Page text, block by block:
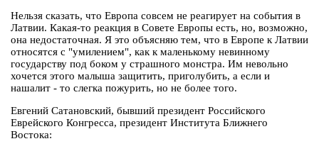
Нельзя сказать, что Европа совсем не реагирует на события в
Латвии. Какая-то реакция в Совете Европы есть, но, возможно,
она недостаточная. Я это объясняю тем, что в Европе к Латвии
относятся с "умилением", как к маленькому невинному
государству под боком у страшного монстра. Им невольно
хочется этого малыша защитить, приголубить, а если и
нашалит - то слегка пожурить, но не более того.
Евгений Сатановский, бывший президент Российского
Еврейского Конгресса, президент Института Ближнего
Востока: